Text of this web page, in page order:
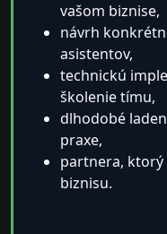
vašom biznise,
návrh
asistentov,
technickú
školenie tímu,
dlhodobé
praxe,
partnera, ktorý
biznisu.